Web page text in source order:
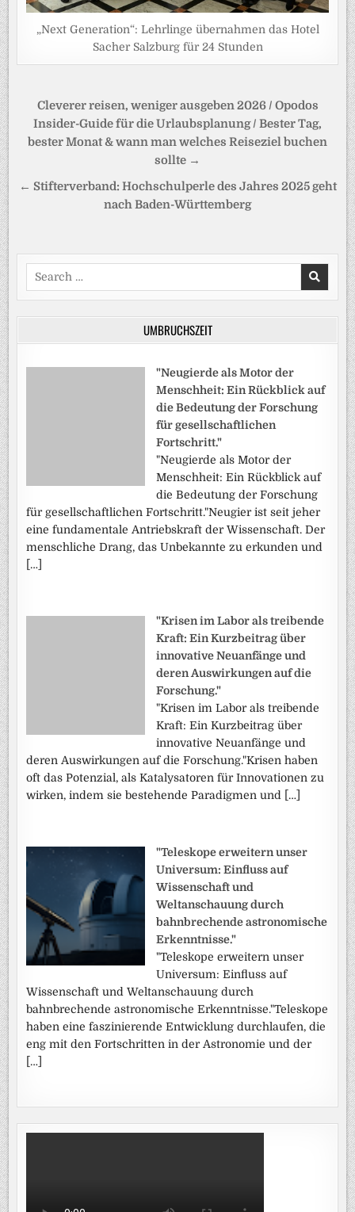
„Next Generation“: Lehrlinge übernahmen das Hotel
Sacher Salzburg für 24 Stunden
Beitragsnavigation
Cleverer reisen, weniger ausgeben 2026 / Opodos
Insider-Guide für die Urlaubsplanung / Bester Tag,
bester Monat & wann man welches Reiseziel buchen
sollte →
← Stifterverband: Hochschulperle des Jahres 2025 geht
nach Baden-Württemberg
Search
for:
UMBRUCHSZEIT
"Neugierde als Motor der
Menschheit: Ein Rückblick auf
die Bedeutung der Forschung
für gesellschaftlichen
Fortschritt."
"Neugierde als Motor der
Menschheit: Ein Rückblick auf
die Bedeutung der Forschung
für gesellschaftlichen Fortschritt."Neugier ist seit jeher
eine fundamentale Antriebskraft der Wissenschaft. Der
menschliche Drang, das Unbekannte zu erkunden und
[…]
"Krisen im Labor als treibende
Kraft: Ein Kurzbeitrag über
innovative Neuanfänge und
deren Auswirkungen auf die
Forschung."
"Krisen im Labor als treibende
Kraft: Ein Kurzbeitrag über
innovative Neuanfänge und
deren Auswirkungen auf die Forschung."Krisen haben
oft das Potenzial, als Katalysatoren für Innovationen zu
wirken, indem sie bestehende Paradigmen und […]
"Teleskope erweitern unser
Universum: Einfluss auf
Wissenschaft und
Weltanschauung durch
bahnbrechende astronomische
Erkenntnisse."
"Teleskope erweitern unser
Universum: Einfluss auf
Wissenschaft und Weltanschauung durch
bahnbrechende astronomische Erkenntnisse."Teleskope
haben eine faszinierende Entwicklung durchlaufen, die
eng mit den Fortschritten in der Astronomie und der
[…]